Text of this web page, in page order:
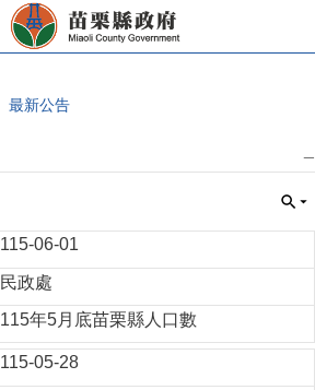
最新公告
115-06-01
民政處
115年5月底苗栗縣人口數
115-05-28